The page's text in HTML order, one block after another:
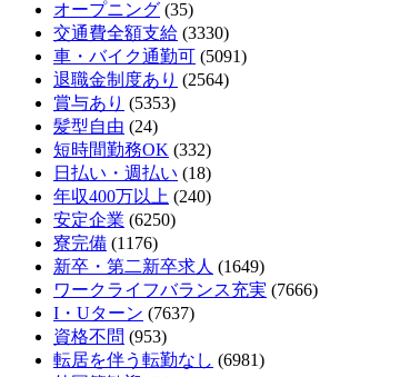
オープニング (35)
交通費全額支給 (3330)
車・バイク通勤可 (5091)
退職金制度あり (2564)
賞与あり (5353)
髪型自由 (24)
短時間勤務OK (332)
日払い・週払い (18)
年収400万以上 (240)
安定企業 (6250)
寮完備 (1176)
新卒・第二新卒求人 (1649)
ワークライフバランス充実 (7666)
I・Uターン (7637)
資格不問 (953)
転居を伴う転勤なし (6981)